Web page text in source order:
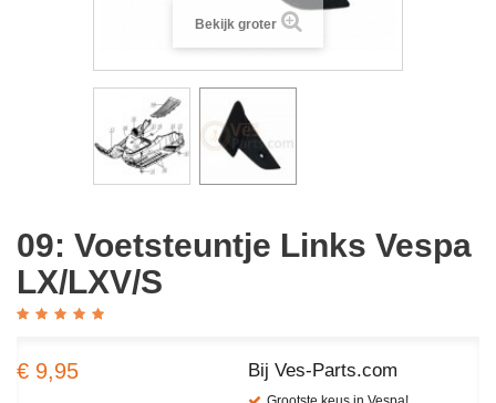
Bekijk groter
09: Voetsteuntje Links Vespa
LX/LXV/S
€ 9,95 Bij Ves-Parts.com